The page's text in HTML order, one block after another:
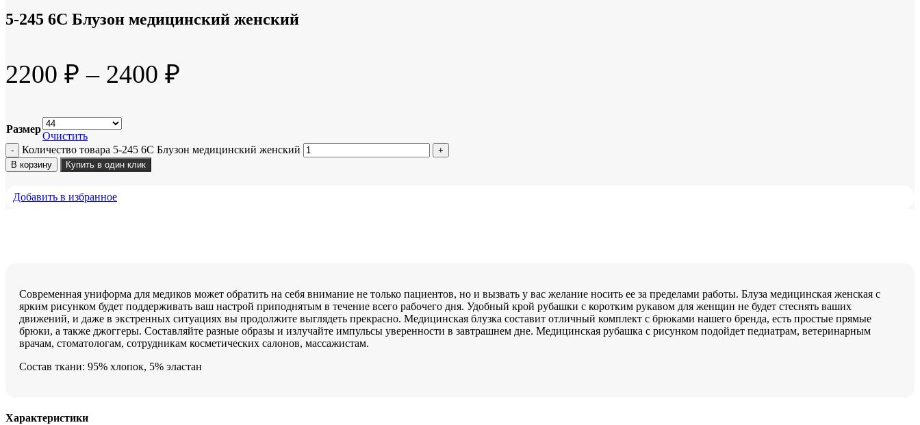
5-245 6С Блузон медицинский женский
2200 ₽ – 2400 ₽
Размер
Очистить
Количество товара 5-245 6С Блузон медицинский женский
В корзину Купить в один клик
Добавить в избранное
Современная униформа для медиков может обратить на себя внимание не только пациентов, но и вызвать у вас желание носить ее за пределами работы. Блуза медицинская женская с
ярким рисунком будет поддерживать ваш настрой приподнятым в течение всего рабочего дня. Удобный крой рубашки с коротким рукавом для женщин не будет стеснять ваших
движений, и даже в экстренных ситуациях вы продолжите выглядеть прекрасно. Медицинская блузка составит отличный комплект с брюками нашего бренда, есть простые прямые
брюки, а также джоггеры. Составляйте разные образы и излучайте импульсы уверенности в завтрашнем дне. Медицинская рубашка с рисунком подойдет педиатрам, ветеринарным
врачам, стоматологам, сотрудникам косметических салонов, массажистам.
Состав ткани: 95% хлопок, 5% эластан
Характеристики